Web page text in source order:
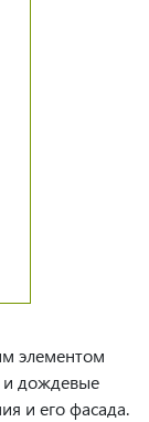
элементом
и дождевые
и его фасада.